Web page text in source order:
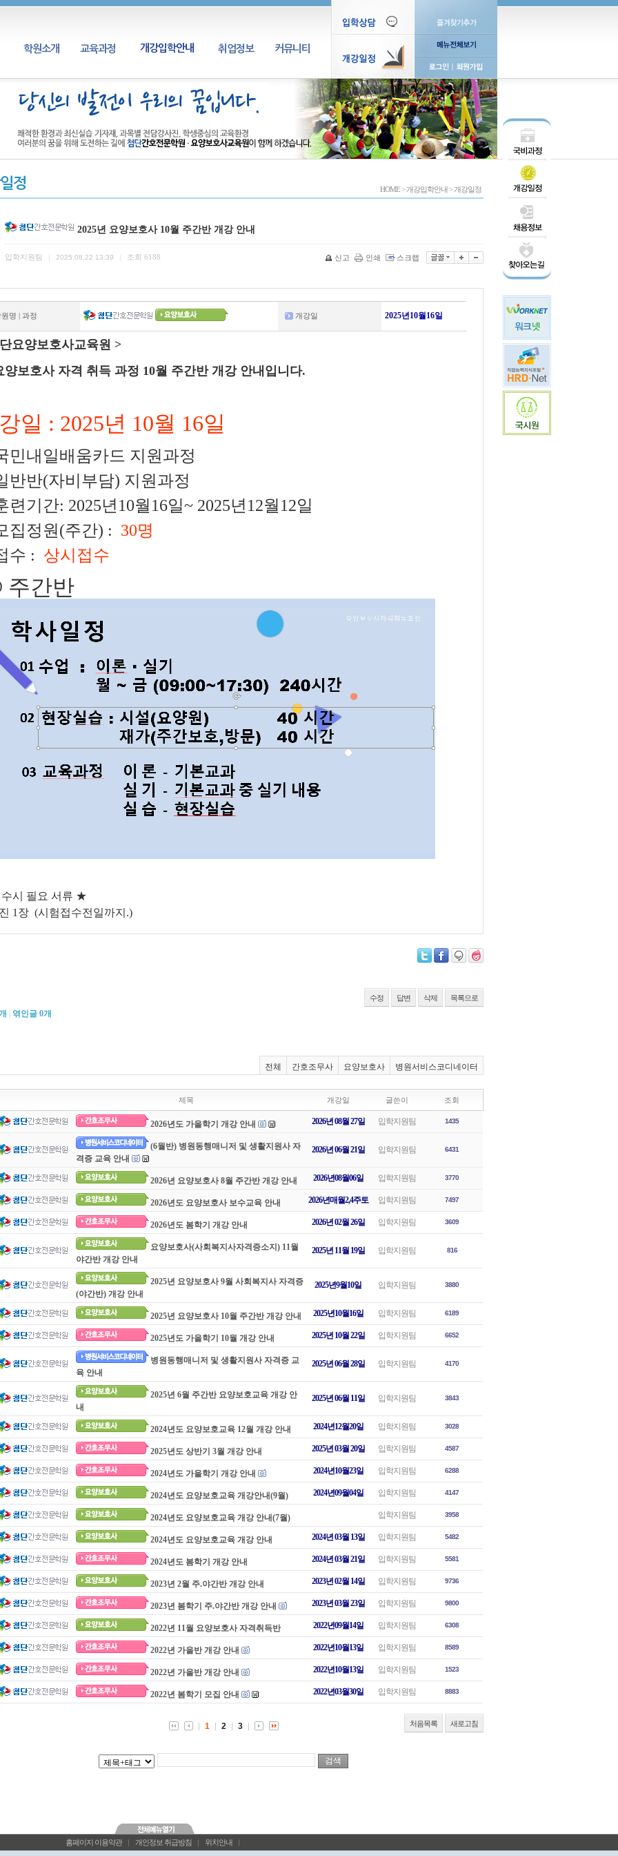
학원소개 교육과정 개강입학안내 취업정보 커뮤니티
정 HOME >개강입학안내 >개강일정
2025년 요양보호사 10월 주간반 개강 안내
입학지원팀 2025.08.22 13:39 조회 6188 신고 인쇄 스크랩
원명 | 과정 개강일 2025년10월16일
요양보호사교육원 >
보호사 자격 취득 과정 10월 주간반 개강 안내입니다.
일 : 2025년 10월 16일
민내일배움카드 지원과정
반반(자비부담) 지원과정
련기간: 2025년10월16일~ 2025년12월12일
집정원(주간) : 30명
수 : 상시접수
주간반
시 필요 서류 ★
1장 (시험접수전일까지.)
수정 답변 삭제 목록으로
엮인글 0개
전체 간호조무사 요양보호사 병원서비스코디네이터
제목 개강일 글쓴이 조회
2026년도 가을학기 개강 안내 2026년 08월 27일 입학지원팀 1435
(6월반) 병원동행매니저 및 생활지원사 자
격증 교육 안내
2026년 06월 21일 입학지원팀 6431
2026년 요양보호사 8월 주간반 개강 안내 2026년08월06일 입학지원팀 3770
2026년도 요양보호사 보수교육 안내 2026년매월2,4주토 입학지원팀 7497
2026년도 봄학기 개강 안내 2026년 02월 26일 입학지원팀 3609
요양보호사(사회복지사자격증소지) 11월
야간반 개강 안내
2025년 11월 19일 입학지원팀 816
2025년 요양보호사 9월 사회복지사 자격증
(야간반) 개강 안내
2025년9월10일 입학지원팀 3880
2025년 요양보호사 10월 주간반 개강 안내 2025년10월16일 입학지원팀 6189
2025년도 가을학기 10월 개강 안내 2025년 10월 22일 입학지원팀 6652
병원동행매니저 및 생활지원사 자격증 교
육 안내
2025년 06월 28일 입학지원팀 4170
2025년 6월 주간반 요양보호교육 개강 안
내
2025년 06월 11일 입학지원팀 3843
2024년도 요양보호교육 12월 개강 안내 2024년12월20일 입학지원팀 3028
2025년도 상반기 3월 개강 안내 2025년 03월 20일 입학지원팀 4587
2024년도 가을학기 개강 안내 2024년10월23일 입학지원팀 6288
2024년도 요양보호교육 개강안내(9월) 2024년09월04일 입학지원팀 4147
2024년도 요양보호교육 개강 안내(7월) 입학지원팀 3958
2024년도 요양보호교육 개강 안내 2024년 03월 13일 입학지원팀 5482
2024년도 봄학기 개강 안내 2024년 03월 21일 입학지원팀 5581
2023년 2월 주.야간반 개강 안내 2023년 02월 14일 입학지원팀 9736
2023년 봄학기 주.야간반 개강 안내 2023년 03월 23일 입학지원팀 9800
2022년 11월 요양보호사 자격취득반 2022년09월14일 입학지원팀 6308
2022년 가을반 개강 안내 2022년10월13일 입학지원팀 8589
2022년 가을반 개강 안내 2022년10월13일 입학지원팀 1523
2022년 봄학기 모집 안내 2022년03월30일 입학지원팀 8883
처음목록 새로고침
1 2 3
홈페이지 이용약관 | 개인정보 취급방침 | 위치안내 |